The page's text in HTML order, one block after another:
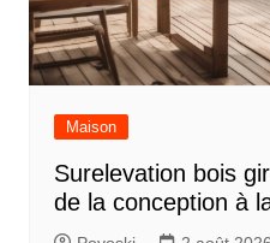
Maison
Surelevation bois
de la conception à